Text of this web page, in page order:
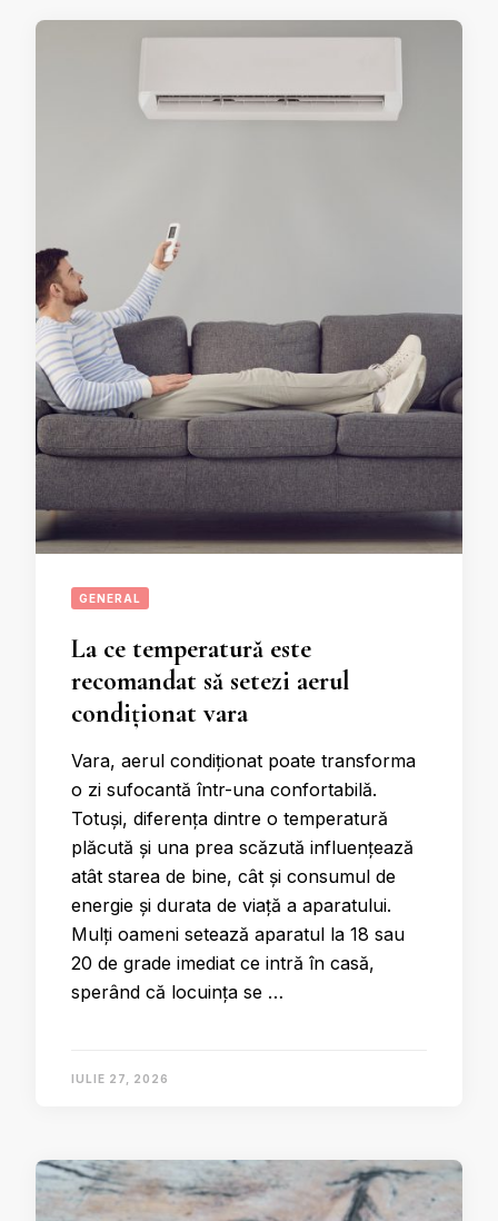
GENERAL
La ce temperatură este
recomandat să setezi aerul
condiționat vara
Vara, aerul condiționat poate transforma
o zi sufocantă într-una confortabilă.
Totuși, diferența dintre o temperatură
plăcută și una prea scăzută influențează
atât starea de bine, cât și consumul de
energie și durata de viață a aparatului.
Mulți oameni setează aparatul la 18 sau
20 de grade imediat ce intră în casă,
sperând că locuința se …
IULIE 27, 2026